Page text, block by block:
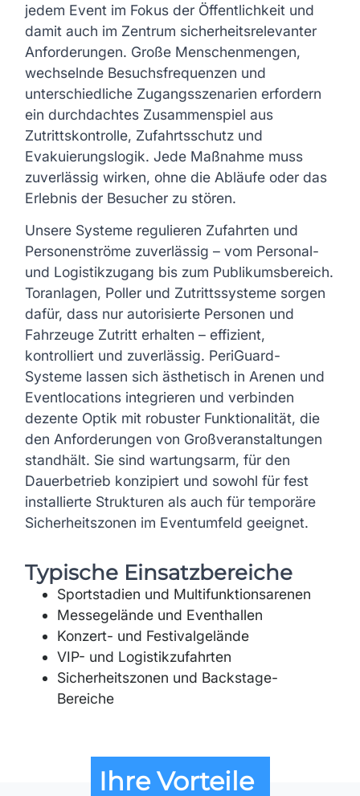
jedem Event im Fokus der Öffentlichkeit und
damit auch im Zentrum sicherheitsrelevanter
Anforderungen. Große Menschenmengen,
wechselnde Besuchsfrequenzen und
unterschiedliche Zugangsszenarien erfordern
ein durchdachtes Zusammenspiel aus
Zutrittskontrolle, Zufahrtsschutz und
Evakuierungslogik. Jede Maßnahme muss
zuverlässig wirken, ohne die Abläufe oder das
Erlebnis der Besucher zu stören.
Unsere Systeme regulieren Zufahrten und
Personenströme zuverlässig – vom Personal-
und Logistikzugang bis zum Publikumsbereich.
Toranlagen, Poller und Zutrittssysteme sorgen
dafür, dass nur autorisierte Personen und
Fahrzeuge Zutritt erhalten – effizient,
kontrolliert und zuverlässig. PeriGuard-
Systeme lassen sich ästhetisch in Arenen und
Eventlocations integrieren und verbinden
dezente Optik mit robuster Funktionalität, die
den Anforderungen von Großveranstaltungen
standhält. Sie sind wartungsarm, für den
Dauerbetrieb konzipiert und sowohl für fest
installierte Strukturen als auch für temporäre
Sicherheitszonen im Eventumfeld geeignet.
Typische Einsatzbereiche
Sportstadien und Multifunktionsarenen
Messegelände und Eventhallen
Konzert- und Festivalgelände
VIP- und Logistikzufahrten
Sicherheitszonen und Backstage-
Bereiche
Ihre Vorteile